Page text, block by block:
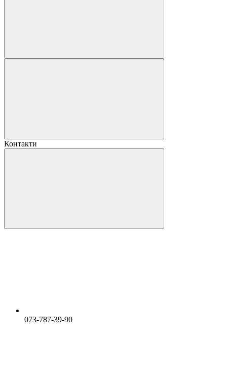
Контакти
073-787-39-90